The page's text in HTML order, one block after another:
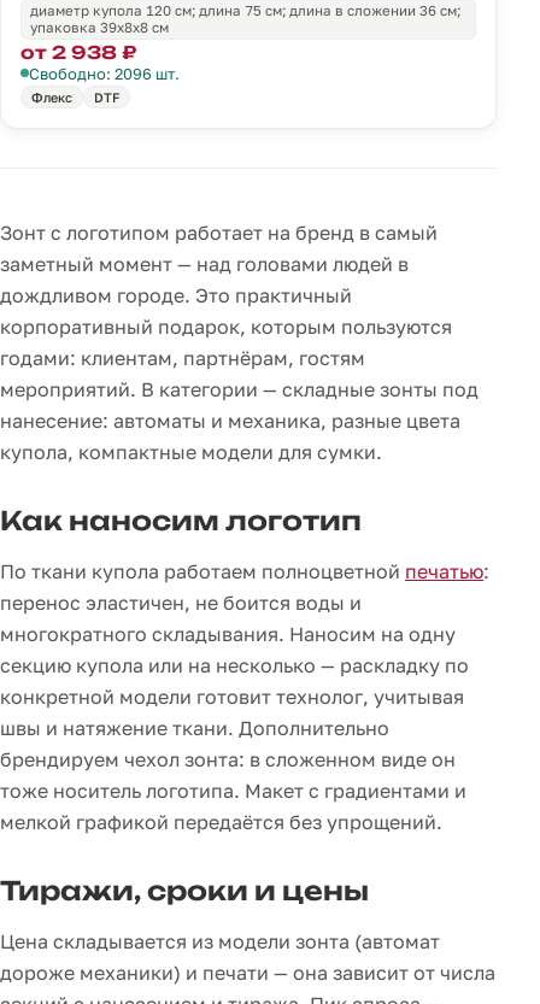
диаметр купола 120 см; длина 75 см; длина в сложении 36 см;
упаковка 39х8х8 см
от 2 938 ₽
Свободно: 2096 шт.
Флекс DTF
Зонт с логотипом работает на бренд в самый
заметный момент — над головами людей в
дождливом городе. Это практичный
корпоративный подарок, которым пользуются
годами: клиентам, партнёрам, гостям
мероприятий. В категории — складные зонты под
нанесение: автоматы и механика, разные цвета
купола, компактные модели для сумки.
Как наносим логотип
По ткани купола работаем полноцветной печатью:
перенос эластичен, не боится воды и
многократного складывания. Наносим на одну
секцию купола или на несколько — раскладку по
конкретной модели готовит технолог, учитывая
швы и натяжение ткани. Дополнительно
брендируем чехол зонта: в сложенном виде он
тоже носитель логотипа. Макет с градиентами и
мелкой графикой передаётся без упрощений.
Тиражи, сроки и цены
Цена складывается из модели зонта (автомат
дороже механики) и печати — она зависит от числа